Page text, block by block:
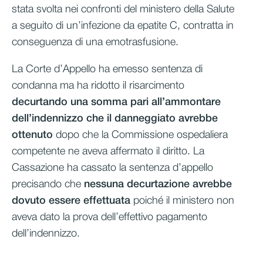
stata svolta nei confronti del ministero della Salute
a seguito di un’infezione da epatite C, contratta in
conseguenza di una emotrasfusione.
La Corte d’Appello ha emesso sentenza di
condanna ma ha ridotto il risarcimento
decurtando una somma pari all’ammontare
dell’indennizzo che il danneggiato avrebbe
ottenuto dopo che la Commissione ospedaliera
competente ne aveva affermato il diritto. La
Cassazione ha cassato la sentenza d’appello
precisando che nessuna decurtazione avrebbe
dovuto essere effettuata poiché il ministero non
aveva dato la prova dell’effettivo pagamento
dell’indennizzo.